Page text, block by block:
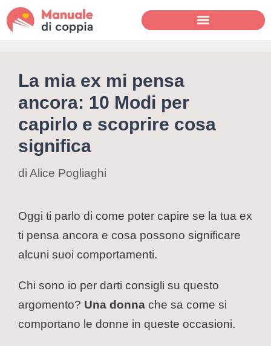
La mia ex mi pensa
ancora: 10 Modi per
capirlo e scoprire cosa
significa
di Alice Pogliaghi
Oggi ti parlo di come poter capire se la tua ex
ti pensa ancora e cosa possono significare
alcuni suoi comportamenti.
Chi sono io per darti consigli su questo
argomento? Una donna che sa come si
comportano le donne in queste occasioni.